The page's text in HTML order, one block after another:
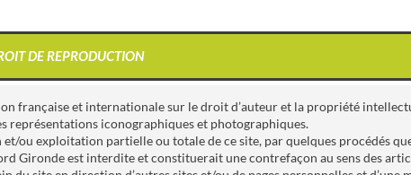
DE REPRODUCTION
française et internationale sur le droit d’auteur et la propriété
représentations iconographiques et photographiques.
ou exploitation partielle ou totale de ce site, par quelques procédés
Gironde est interdite et constituerait une contrefaçon au sens des